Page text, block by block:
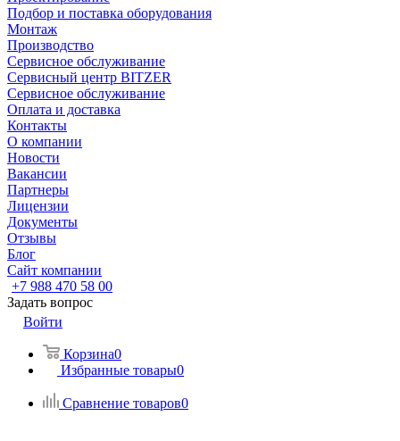
Подбор и поставка оборудования
Монтаж
Производство
Сервисное обслуживание
Сервисный центр BITZER
Сервисное обслуживание
Оплата и доставка
Контакты
О компании
Новости
Вакансии
Партнеры
Лицензии
Документы
Отзывы
Блог
Сайт компании
+7 988 470 58 00
Задать вопрос
Войти
Корзина0
Избранные товары0
Сравнение товаров0